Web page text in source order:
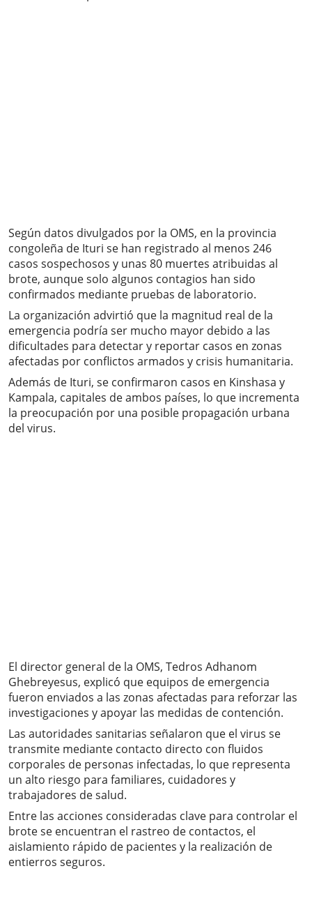
Según datos divulgados por la OMS, en la provincia
congoleña de Ituri se han registrado al menos 246
casos sospechosos y unas 80 muertes atribuidas al
brote, aunque solo algunos contagios han sido
confirmados mediante pruebas de laboratorio.
La organización advirtió que la magnitud real de la
emergencia podría ser mucho mayor debido a las
dificultades para detectar y reportar casos en zonas
afectadas por conflictos armados y crisis humanitaria.
Además de Ituri, se confirmaron casos en Kinshasa y
Kampala, capitales de ambos países, lo que incrementa
la preocupación por una posible propagación urbana
del virus.
El director general de la OMS, Tedros Adhanom
Ghebreyesus, explicó que equipos de emergencia
fueron enviados a las zonas afectadas para reforzar las
investigaciones y apoyar las medidas de contención.
Las autoridades sanitarias señalaron que el virus se
transmite mediante contacto directo con fluidos
corporales de personas infectadas, lo que representa
un alto riesgo para familiares, cuidadores y
trabajadores de salud.
Entre las acciones consideradas clave para controlar el
brote se encuentran el rastreo de contactos, el
aislamiento rápido de pacientes y la realización de
entierros seguros.